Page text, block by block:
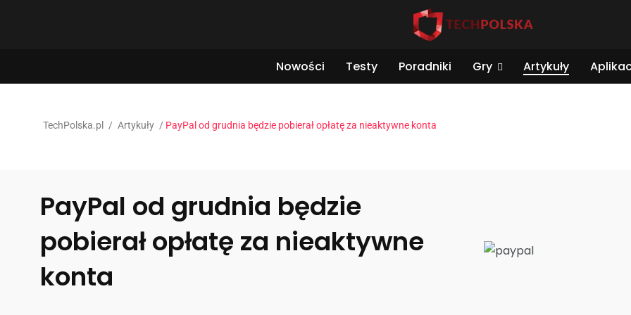
Nowości Testy Poradniki Gry Artykuły
TechPolska.pl / Artykuły / PayPal od grudnia będzie pobierał opłatę za nieaktywne konta
PayPal od grudnia będzie
pobierał opłatę za nieaktywne
konta